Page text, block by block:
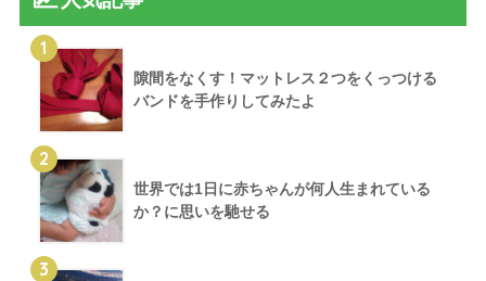
1
隙間をなくす！マットレス２つをくっつける
バンドを手作りしてみたよ
2
世界では1日に赤ちゃんが何人生まれている
か？に思いを馳せる
3